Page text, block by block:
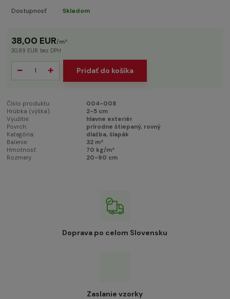
Dostupnosť Skladom
38,00 EUR/m²
30,89 EUR bez DPH
Pridať do košíka
Číslo produktu:
004-008
Hrúbka (výška):
2-5 cm
Využitie:
hlavne exteriér
Povrch:
prírodne štiepaný, rovný
Kategória:
dlažba, šlapák
Balenie:
32 m²
Hmotnosť:
70 kg/m²
Rozmery:
20-90 cm
Doprava po celom Slovensku
Zaslanie vzorky